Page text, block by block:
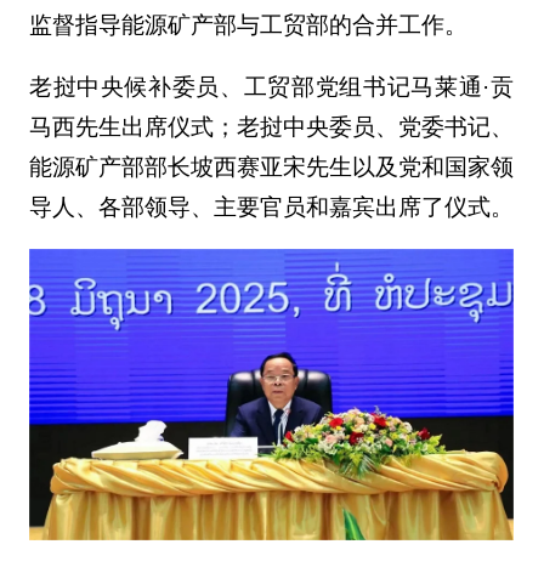
监督指导能源矿产部与工贸部的合并工作。
老挝中央候补委员、工贸部党组书记马莱通·贡
马西先生出席仪式；老挝中央委员、党委书记、
能源矿产部部长坡西赛亚宋先生以及党和国家领
导人、各部领导、主要官员和嘉宾出席了仪式。